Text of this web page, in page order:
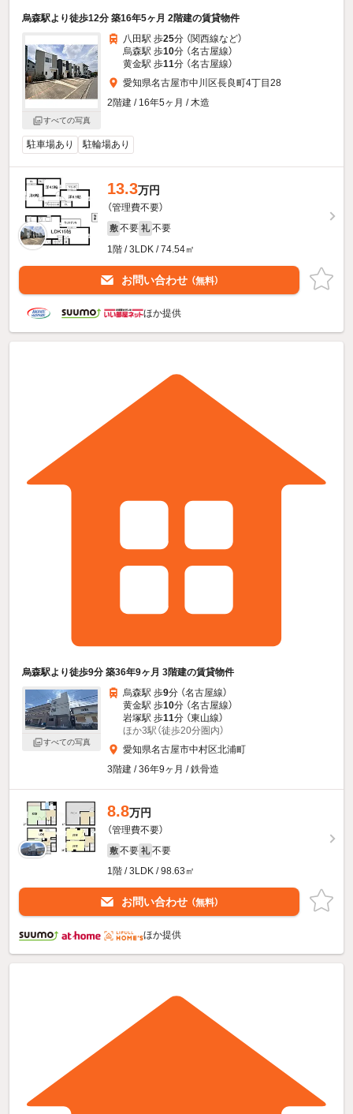
烏森駅より徒歩12分 築16年5ヶ月 2階建の賃貸物件
すべての写真
八田駅 歩25分 （関西線など）
烏森駅 歩10分 （名古屋線）
黄金駅 歩11分 （名古屋線）
愛知県名古屋市中川区長良町4丁目28
2階建 / 16年5ヶ月 / 木造
駐車場あり 駐輪場あり
13.3万円
（管理費不要）
敷 不要 礼 不要
1階 / 3LDK / 74.54㎡
お問い合わせ （無料）
ほか提供
烏森駅より徒歩9分 築36年9ヶ月 3階建の賃貸物件
すべての写真
烏森駅 歩9分 （名古屋線）
黄金駅 歩10分 （名古屋線）
岩塚駅 歩11分 （東山線）
ほか3駅（徒歩20分圏内）
愛知県名古屋市中村区北浦町
3階建 / 36年9ヶ月 / 鉄骨造
8.8万円
（管理費不要）
敷 不要 礼 不要
1階 / 3LDK / 98.63㎡
お問い合わせ （無料）
ほか提供